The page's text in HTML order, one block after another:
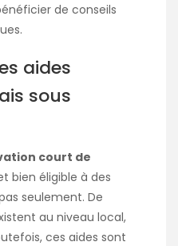
de conseils
aides
sous
court de
bien éligible à des
seulement. De
au niveau local,
ces aides sont